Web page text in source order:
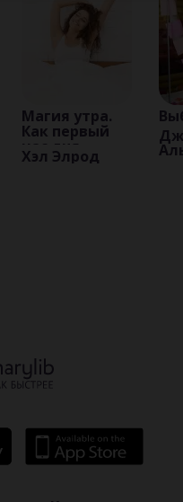
Магия утра.
Как первый
час дня
определяет
Хэл Элрод